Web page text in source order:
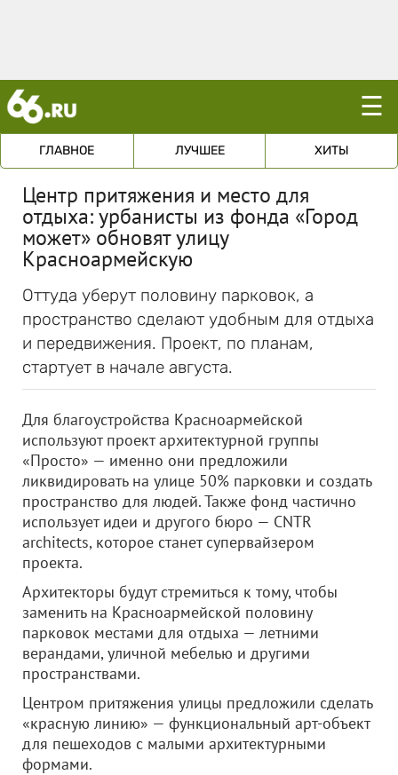
☰
ГЛАВНОЕ ЛУЧШЕЕ ХИТЫ
Центр притяжения и место для
отдыха: урбанисты из фонда «Город
может» обновят улицу
Красноармейскую
Оттуда уберут половину парковок, а
пространство сделают удобным для отдыха
и передвижения. Проект, по планам,
стартует в начале августа.
Для благоустройства Красноармейской
используют проект архитектурной группы
«Просто» — именно они предложили
ликвидировать на улице 50% парковки и создать
пространство для людей. Также фонд частично
использует идеи и другого бюро — CNTR
architects, которое станет супервайзером
проекта.
Архитекторы будут стремиться к тому, чтобы
заменить на Красноармейской половину
парковок местами для отдыха — летними
верандами, уличной мебелью и другими
пространствами.
Центром притяжения улицы предложили сделать
«красную линию» — функциональный арт-объект
для пешеходов с малыми архитектурными
формами.